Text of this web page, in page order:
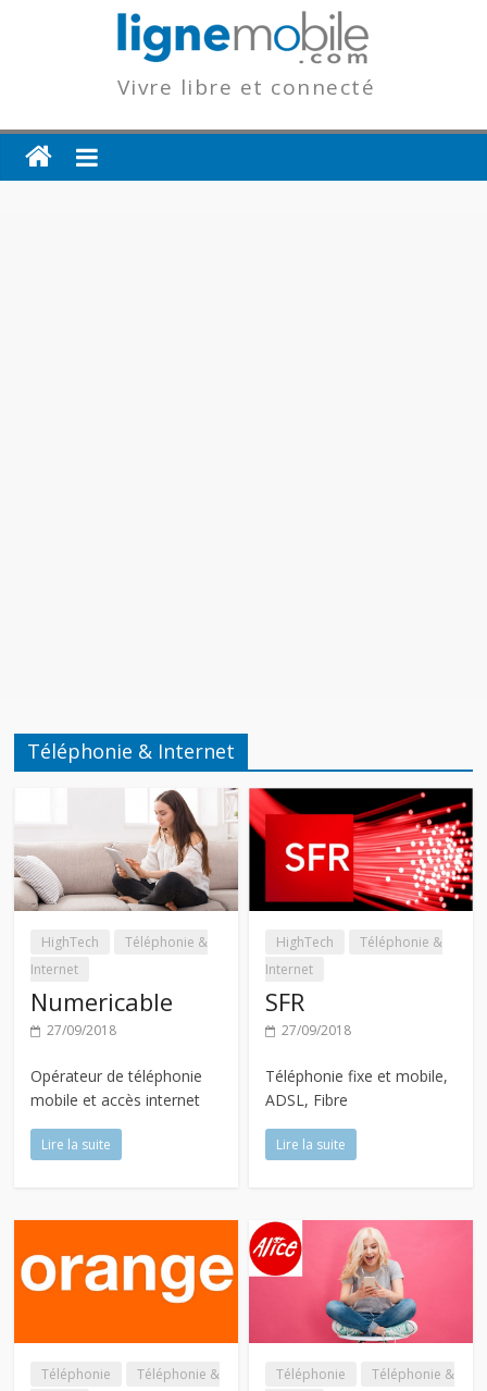
Vivre libre et connecté
Téléphonie & Internet
HighTech
Téléphonie &
Internet
Numericable
27/09/2018
Opérateur de téléphonie
mobile et accès internet
Lire la suite
HighTech
Téléphonie &
Internet
SFR
27/09/2018
Téléphonie fixe et mobile,
ADSL, Fibre
Lire la suite
Téléphonie
Téléphonie &
Téléphonie
Téléphonie &